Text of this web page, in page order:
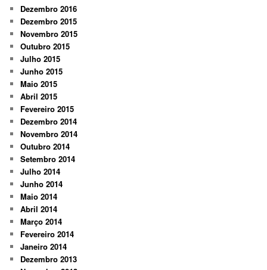
Dezembro 2016
Dezembro 2015
Novembro 2015
Outubro 2015
Julho 2015
Junho 2015
Maio 2015
Abril 2015
Fevereiro 2015
Dezembro 2014
Novembro 2014
Outubro 2014
Setembro 2014
Julho 2014
Junho 2014
Maio 2014
Abril 2014
Março 2014
Fevereiro 2014
Janeiro 2014
Dezembro 2013